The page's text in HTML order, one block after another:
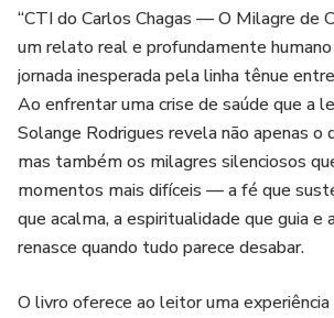
“CTI do Carlos Chagas — O Milagre de
um relato real e profundamente
jornada inesperada pela linha tênue
Ao enfrentar uma crise de saúde que a
Solange Rodrigues revela não apenas o
mas também os milagres silenciosos
momentos mais difíceis — a fé que
que acalma, a espiritualidade que guia e
renasce quando tudo parece desabar.
O livro oferece ao leitor uma